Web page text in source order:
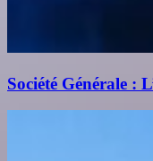
Société Générale :